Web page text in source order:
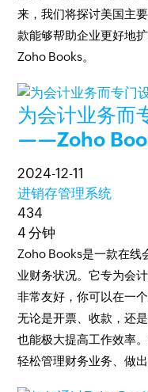
来，我们将探讨美国主
款能够帮助企业更好地
Zoho Books。
为会计业务而
——Zoho
2024-12-11
进销存管理系统
434
4 分钟
Zoho Books是一款在线
业财务状况。它专为会
非常友好，你可以在一
无论是开票、收款，还
也能极大提高工作效率
轻松管理财务业务、做出